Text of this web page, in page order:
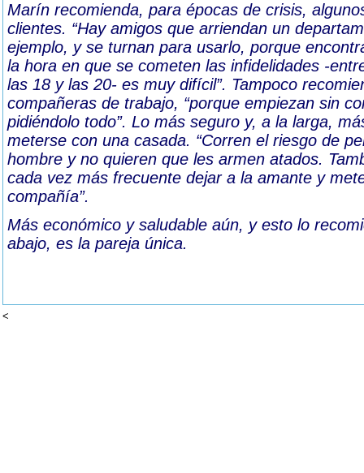
Marín recomienda, para épocas de crisis,
clientes. “Hay amigos que arriendan un
ejemplo, y se turnan para usarlo, porque
la hora en que se cometen las infidelidades -
las 18 y las 20- es muy difícil”. Tampoco
compañeras de trabajo, “porque empiezan sin
pidiéndolo todo”. Lo más seguro y, a la larga,
meterse con una casada. “Corren el riesgo de
hombre y no quieren que les armen atados.
cada vez más frecuente dejar a la amante y
compañía”.
Más económico y saludable aún, y esto lo
abajo, es la pareja única.
<